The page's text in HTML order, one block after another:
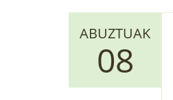
ABUZTUAK
08